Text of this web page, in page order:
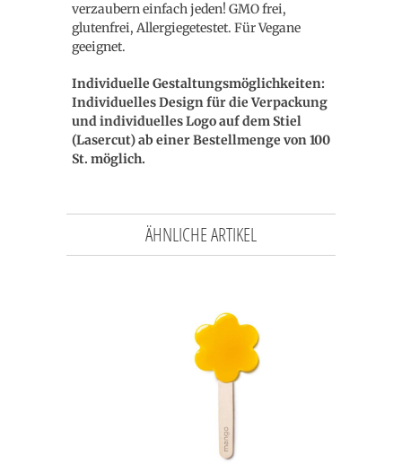
verzaubern einfach jeden! GMO frei,
glutenfrei, Allergiegetestet. Für Vegane
geeignet.
Individuelle Gestaltungsmöglichkeiten:
Individuelles Design für die Verpackung
und individuelles Logo auf dem Stiel
(Lasercut) ab einer Bestellmenge von 100
St. möglich.
ÄHNLICHE ARTIKEL